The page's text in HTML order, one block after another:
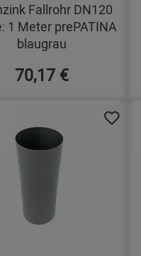
Fallrohr DN120
1 Meter prePATINA
blaugrau
70,17 €